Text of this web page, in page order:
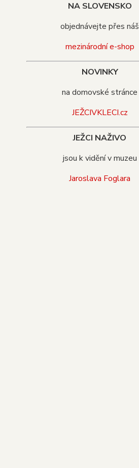
NA SLOVENSKO
objednávejte přes náš
mezinárodní e-shop
NOVINKY
na domovské stránce
JEŽCIVKLECI.cz
JEŽCI NAŽIVO
jsou k vidění v muzeu
Jaroslava Foglara